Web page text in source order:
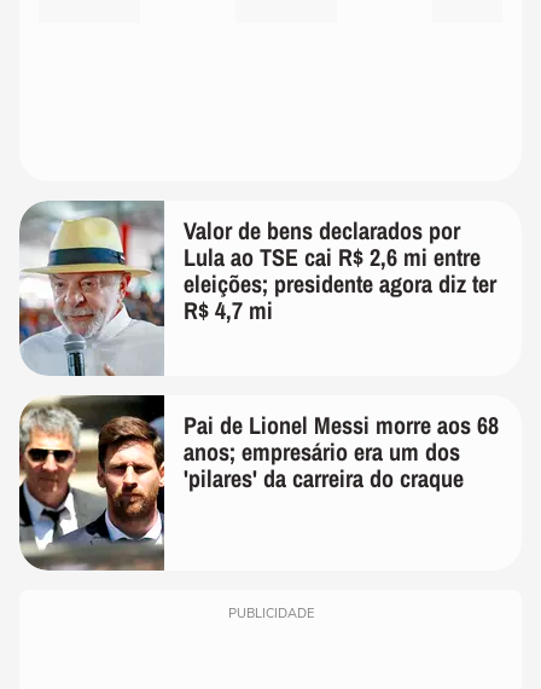
Valor de bens declarados por
Lula ao TSE cai R$ 2,6 mi entre
eleições; presidente agora diz ter
R$ 4,7 mi
Pai de Lionel Messi morre aos 68
anos; empresário era um dos
'pilares' da carreira do craque
PUBLICIDADE